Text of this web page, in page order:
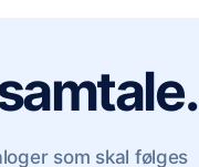
som skal følges